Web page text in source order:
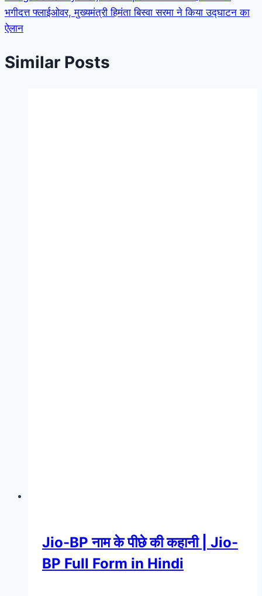
भगीदत्त फ्लाईओवर, मुख्यमंत्री हिमंता बिस्वा सरमा ने किया उद्घाटन का
ऐलान
Similar Posts
Jio-BP नाम के पीछे की कहानी | Jio-
BP Full Form in Hindi